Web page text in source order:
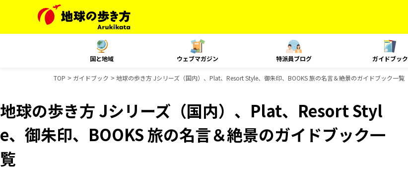
国と地域 ウェブマガジン 特派員ブログ ガイドブック
TOP ガイドブック 地球の歩き方 Jシリーズ（国内）、Plat、Resort Style、御朱印、BOOKS 旅の名言＆絶景のガイドブック一覧
地球の歩き方 Jシリーズ（国内）、Plat、Resort Styl
e、御朱印、BOOKS 旅の名言＆絶景のガイドブック一
覧